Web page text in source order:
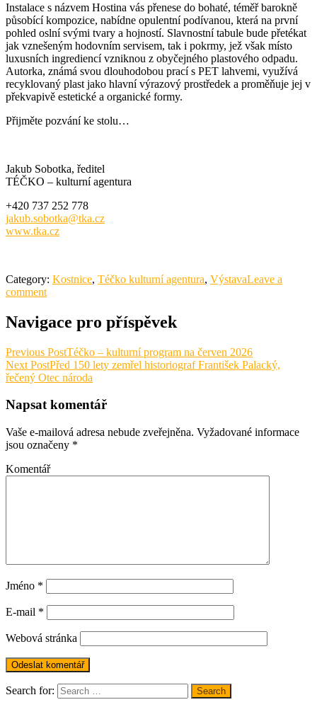
Instalace s názvem Hostina vás přenese do bohaté, téměř barokně
působící kompozice, nabídne opulentní podívanou, která na první
pohled oslní svými tvary a hojností. Slavnostní tabule bude přetékat
jak vznešeným hodovním servisem, tak i pokrmy, jež však místo
luxusních ingrediencí vzniknou z obyčejného plastového odpadu.
Autorka, známá svou dlouhodobou prací s PET lahvemi, využívá
recyklovaný plast jako hlavní výrazový prostředek a proměňuje jej v
překvapivě estetické a organické formy.
Přijměte pozvání ke stolu…
Jakub Sobotka, ředitel
TÉČKO – kulturní agentura
+420 737 252 778
jakub.sobotka@tka.cz
www.tka.cz
Category: Kostnice, Téčko kulturní agentura, VýstavaLeave a
comment
Navigace pro příspěvek
Previous PostTéčko – kulturní program na červen 2026
Next PostPřed 150 lety zemřel historiograf František Palacký,
řečený Otec národa
Napsat komentář
Vaše e-mailová adresa nebude zveřejněna. Vyžadované informace
jsou označeny *
Komentář
Jméno *
E-mail *
Webová stránka
Search for: Search